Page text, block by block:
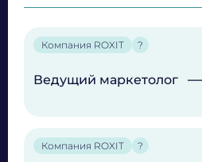
Компания ROXIT ?
Ведущий маркетолог
Компания ROXIT ?